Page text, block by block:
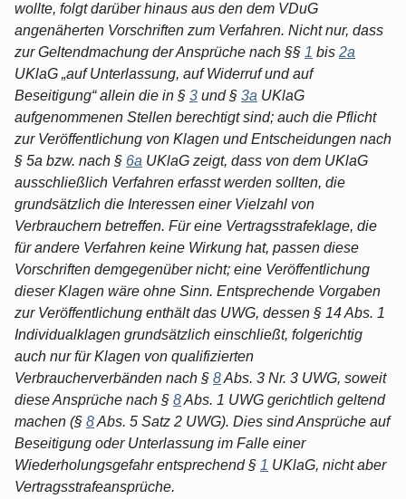
wollte, folgt darüber hinaus aus den dem VDuG
angenäherten Vorschriften zum Verfahren. Nicht nur, dass
zur Geltendmachung der Ansprüche nach §§ 1 bis 2a
UKlaG „auf Unterlassung, auf Widerruf und auf
Beseitigung“ allein die in § 3 und § 3a UKlaG
aufgenommenen Stellen berechtigt sind; auch die Pflicht
zur Veröffentlichung von Klagen und Entscheidungen nach
§ 5a bzw. nach § 6a UKlaG zeigt, dass von dem UKlaG
ausschließlich Verfahren erfasst werden sollten, die
grundsätzlich die Interessen einer Vielzahl von
Verbrauchern betreffen. Für eine Vertragsstrafeklage, die
für andere Verfahren keine Wirkung hat, passen diese
Vorschriften demgegenüber nicht; eine Veröffentlichung
dieser Klagen wäre ohne Sinn. Entsprechende Vorgaben
zur Veröffentlichung enthält das UWG, dessen § 14 Abs. 1
Individualklagen grundsätzlich einschließt, folgerichtig
auch nur für Klagen von qualifizierten
Verbraucherverbänden nach § 8Abs. 3 Nr. 3 UWG, soweit
diese Ansprüche nach § 8Abs. 1 UWG gerichtlich geltend
machen (§ 8Abs. 5 Satz 2 UWG). Dies sind Ansprüche auf
Beseitigung oder Unterlassung im Falle einer
Wiederholungsgefahr entsprechend § 1 UKlaG, nicht aber
Vertragsstrafeansprüche.